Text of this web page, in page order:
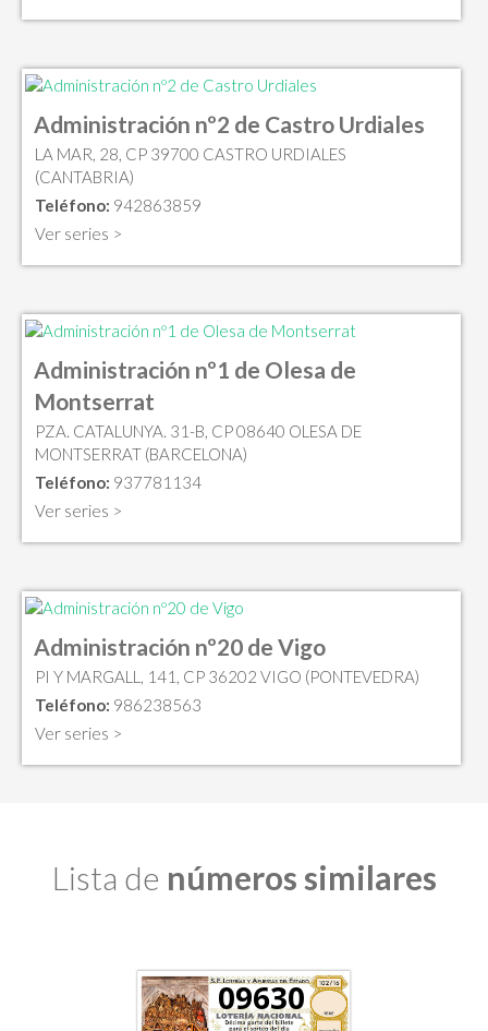
Administración nº2 de Castro Urdiales
LA MAR, 28, CP 39700 CASTRO URDIALES
(CANTABRIA)
Teléfono: 942863859
Ver series >
Administración nº1 de Olesa de
Montserrat
PZA. CATALUNYA. 31-B, CP 08640 OLESA DE
MONTSERRAT (BARCELONA)
Teléfono: 937781134
Ver series >
Administración nº20 de Vigo
PI Y MARGALL, 141, CP 36202 VIGO (PONTEVEDRA)
Teléfono: 986238563
Ver series >
Lista de números similares
09630